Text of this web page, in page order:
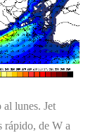
lunes. Jet
rápido, de W a